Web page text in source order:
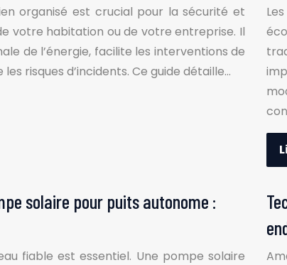
organisé est crucial pour la sécurité et
votre habitation ou de votre entreprise. Il
de l’énergie, facilite les interventions de
risques d’incidents. Ce guide détaille…
solaire pour puits autonome :
fiable est essentiel. Une pompe solaire